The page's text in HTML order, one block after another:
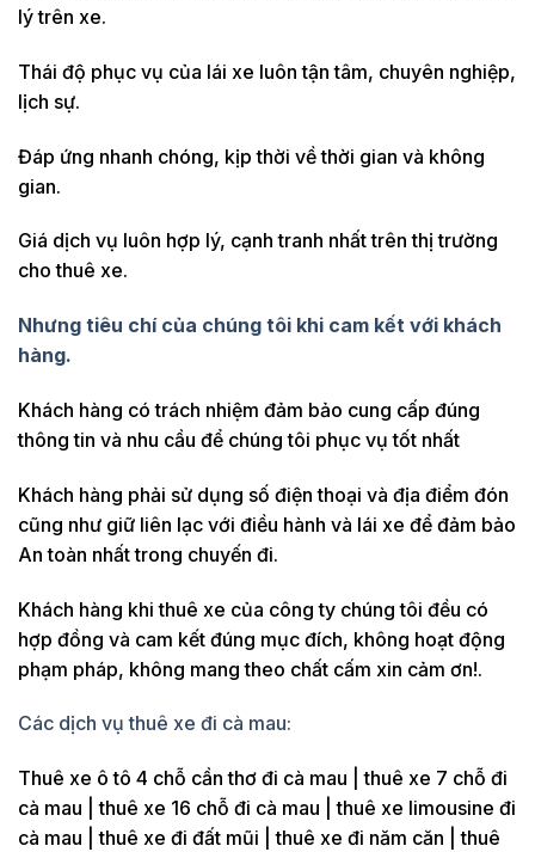
lý trên xe.
Thái độ phục vụ của lái xe luôn tận tâm, chuyên nghiệp,
lịch sự.
Đáp ứng nhanh chóng, kịp thời về thời gian và không
gian.
Giá dịch vụ luôn hợp lý, cạnh tranh nhất trên thị trường
cho thuê xe.
Nhưng tiêu chí của chúng tôi khi cam kết với khách
hàng.
Khách hàng có trách nhiệm đảm bảo cung cấp đúng
thông tin và nhu cầu để chúng tôi phục vụ tốt nhất
Khách hàng phải sử dụng số điện thoại và địa điểm đón
cũng như giữ liên lạc với điều hành và lái xe để đảm bảo
An toàn nhất trong chuyến đi.
Khách hàng khi thuê xe của công ty chúng tôi đều có
hợp đồng và cam kết đúng mục đích, không hoạt động
phạm pháp, không mang theo chất cấm xin cảm ơn!.
Các dịch vụ thuê xe đi cà mau:
Thuê xe ô tô 4 chỗ cần thơ đi cà mau | thuê xe 7 chỗ đi
cà mau | thuê xe 16 chỗ đi cà mau | thuê xe limousine đi
cà mau | thuê xe đi đất mũi | thuê xe đi năm căn | thuê